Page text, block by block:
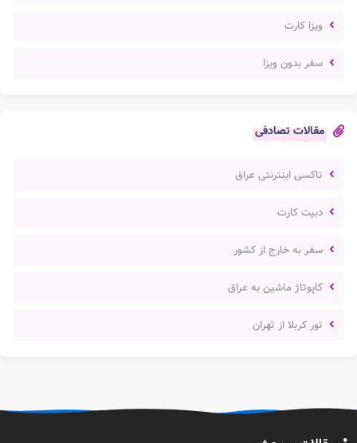
ویزا کارت
سفر بدون ویزا
مقالات تصادفی
تاکسی اینترنتی عراق
دبیت کارت
سفر به خارج از کشور
کاپوتاژ ماشین به عراق
تور کربلا از تهران